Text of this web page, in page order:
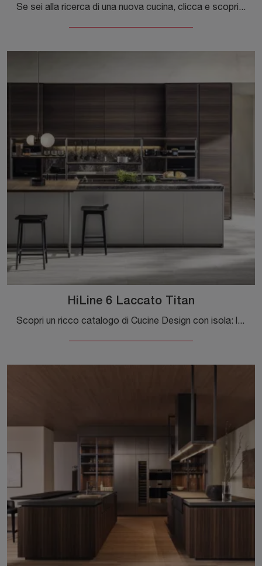
Se sei alla ricerca di una nuova cucina, clicca e scopri di più sul modello InDada Fenix Grigio Molteni & C. Ti aspetta nel nostro showroom!
HiLine 6 Laccato Titan
Scopri un ricco catalogo di Cucine Design con isola: la cucina HiLine 6 Laccato Titan Molteni & C è finalmente disponibile in laccato opaco!